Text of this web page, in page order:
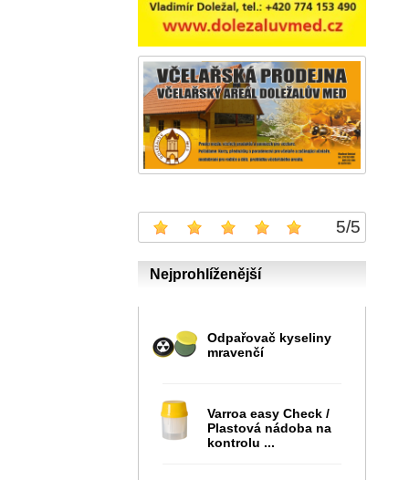
5/5
Nejprohlíženější
Odpařovač kyseliny
mravenčí
Varroa easy Check /
Plastová nádoba na
kontrolu ...